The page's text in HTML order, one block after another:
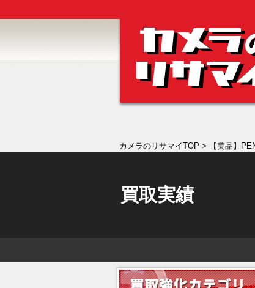
カメラのリサマイTOP > 【美品】
買取実績